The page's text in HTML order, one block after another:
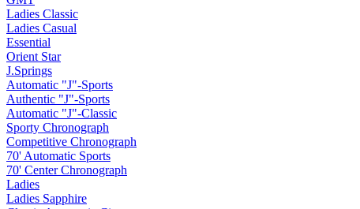
Ladies Classic
Ladies Casual
Essential
Orient Star
J.Springs
Automatic "J"-Sports
Authentic "J"-Sports
Automatic "J"-Classic
Sporty Chronograph
Competitive Chronograph
70' Automatic Sports
70' Center Chronograph
Ladies
Ladies Sapphire